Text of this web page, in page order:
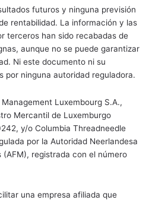
futuros y ninguna previsión
rentabilidad. La información y las
terceros han sido recabadas de
aunque no se puede garantizar
Ni este documento ni su
por ninguna autoridad reguladora.
Luxembourg S.A.,
Mercantil de Luxemburgo
y/o Columbia Threadneedle
por la Autoridad Neerlandesa
registrada con el número
una empresa afiliada que